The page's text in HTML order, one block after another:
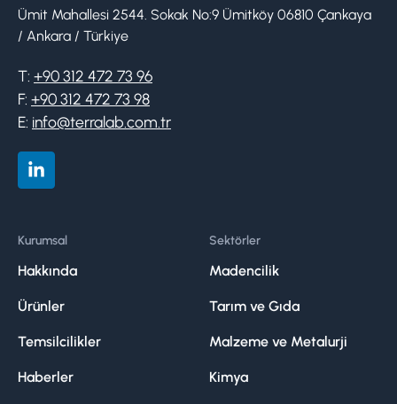
Ümit Mahallesi 2544. Sokak No:9 Ümitköy 06810 Çankaya
/ Ankara / Türkiye
T: +90 312 472 73 96
F: +90 312 472 73 98
E: info@terralab.com.tr
Kurumsal
Hakkında
Ürünler
Temsilcilikler
Haberler
Sektörler
Madencilik
Tarım ve Gıda
Malzeme ve Metalurji
Kimya